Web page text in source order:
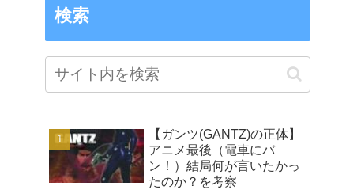
検索
【ガンツ(GANTZ)の正体】
アニメ最後（電車にバ
ン！）結局何が言いたかっ
たのか？を考察